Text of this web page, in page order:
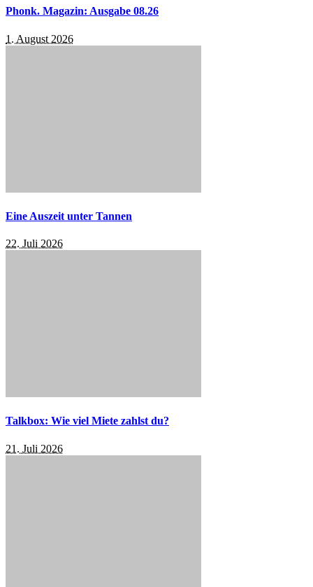
Phonk. Magazin: Ausgabe 08.26
1. August 2026
Eine Auszeit unter Tannen
22. Juli 2026
Talkbox: Wie viel Miete zahlst du?
21. Juli 2026